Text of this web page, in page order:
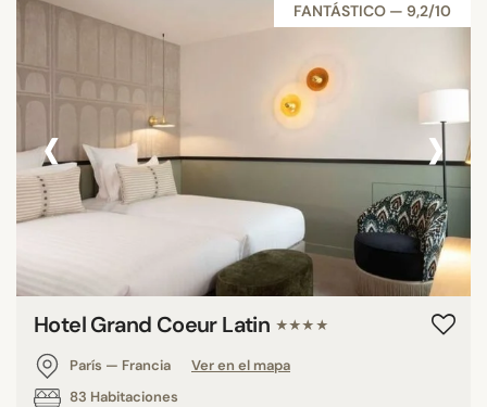
FANTÁSTICO — 9,2/10
‹ ›
Hotel Grand Coeur Latin ★★★★
París — Francia
Ver en el mapa
83 Habitaciones